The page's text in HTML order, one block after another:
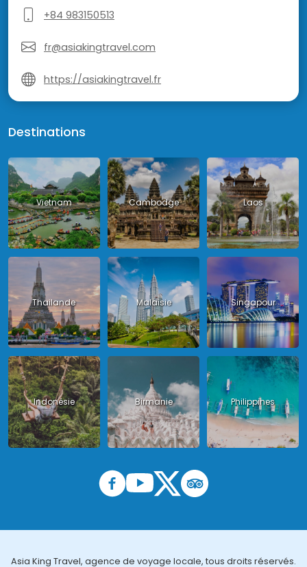
+84 983150513
fr@asiakingtravel.com
https://asiakingtravel.fr
Destinations
Vietnam Cambodge Laos
Thailande Malaisie Singapour
Indonésie Birmanie Philippines
Asia King Travel, agence de voyage locale, tous droits réservés.